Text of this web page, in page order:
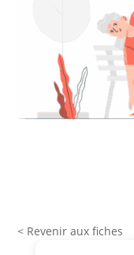
< Revenir aux fiches